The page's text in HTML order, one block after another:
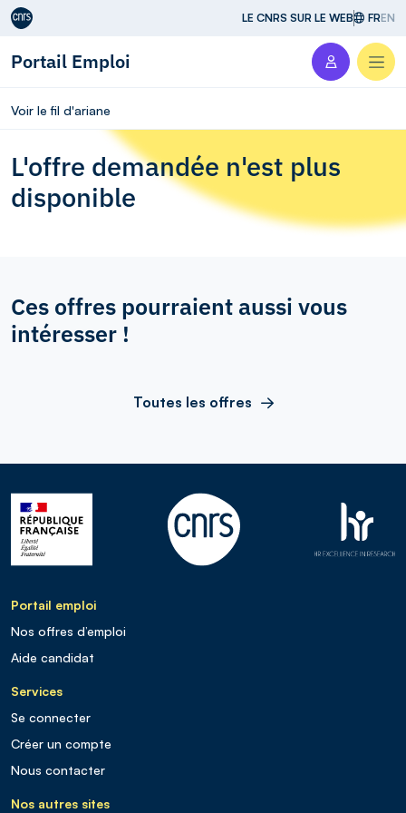
Aller au contenu LE CNRS SUR LE WEB FREN
Portail Emploi
Voir le fil d'ariane
L'offre demandée n'est plus
disponible
Ces offres pourraient aussi vous
intéresser !
Toutes les offres
Portail emploi
Nos offres d’emploi
Aide candidat
Services
Se connecter
Créer un compte
Nous contacter
Nos autres sites